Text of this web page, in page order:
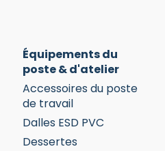
Équipements du
poste & d'atelier
Accessoires du poste
de travail
Dalles ESD PVC
Dessertes